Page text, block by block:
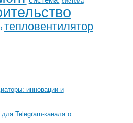
тепловентилятор
инновации и
Telegram-канала о